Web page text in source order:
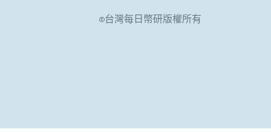
©台灣每日幣研版權所有